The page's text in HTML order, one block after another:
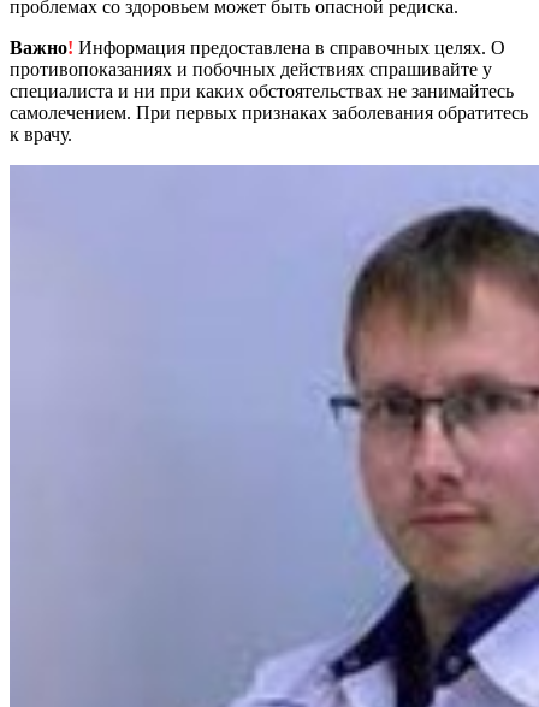
проблемах со здоровьем может быть опасной редиска.
Важно! Информация предоставлена в справочных целях. О
противопоказаниях и побочных действиях спрашивайте у
специалиста и ни при каких обстоятельствах не занимайтесь
самолечением. При первых признаках заболевания обратитесь
к врачу.